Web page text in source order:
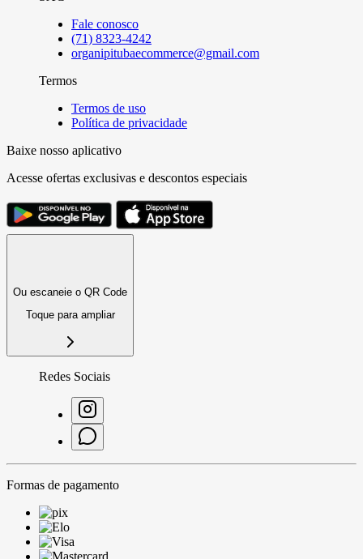
Fale conosco
(71) 8323-4242
organipitubaecommerce@gmail.com
Termos
Termos de uso
Política de privacidade
Baixe nosso aplicativo
Acesse ofertas exclusivas e descontos especiais
Ou escaneie o QR Code
Toque para ampliar
Redes Sociais
Formas de pagamento